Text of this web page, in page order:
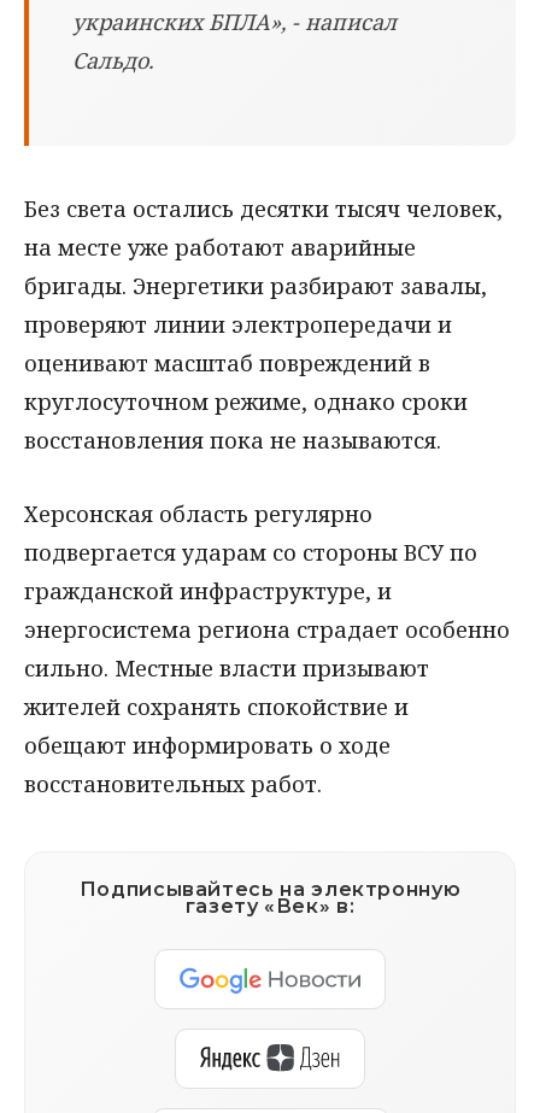
украинских БПЛА», - написал
Сальдо.
Без света остались десятки тысяч человек,
на месте уже работают аварийные
бригады. Энергетики разбирают завалы,
проверяют линии электропередачи и
оценивают масштаб повреждений в
круглосуточном режиме, однако сроки
восстановления пока не называются.
Херсонская область регулярно
подвергается ударам со стороны ВСУ по
гражданской инфраструктуре, и
энергосистема региона страдает особенно
сильно. Местные власти призывают
жителей сохранять спокойствие и
обещают информировать о ходе
восстановительных работ.
Подписывайтесь на электронную
газету «Век» в: